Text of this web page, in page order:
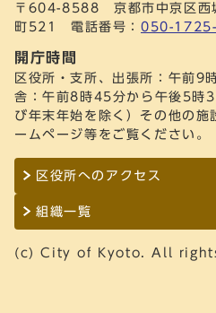
〒604-8588 京都市中京区西
町521 電話番号： 050-
開庁時間
区役所・支所、出張所：午前
舎：午前8時45分から午後5時
び年末年始を除く）その他の施
ームページ等をご覧ください。
区役所へのアクセス
組織一覧
(c) City of Kyoto. All